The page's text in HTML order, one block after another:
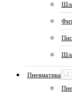
Пневматика